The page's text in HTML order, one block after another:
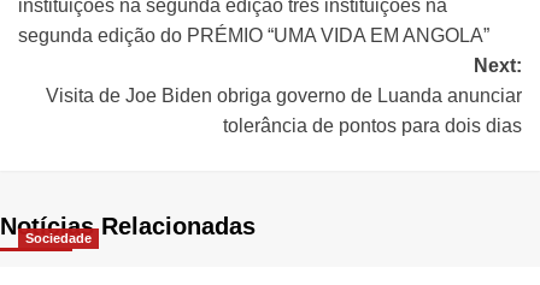
instituições na segunda edição três instituições na
segunda edição do PRÉMIO “UMA VIDA EM ANGOLA”
Next:
Visita de Joe Biden obriga governo de Luanda anunciar
tolerância de pontos para dois dias
Notícias Relacionadas
Sociedade